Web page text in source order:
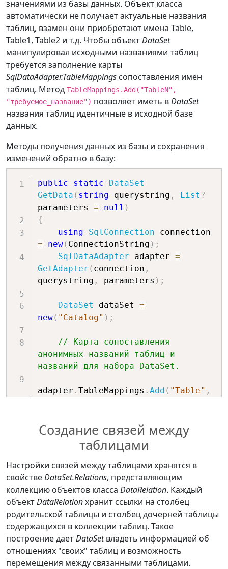
значениями из базы данных. Объект класса
автоматически не получает актуальные названия
таблиц, взамен они приобретают имена Table,
Table1, Table2 и т.д. Чтобы объектDataSet
манипулировал исходными названиями таблиц
требуется заполнение карты
SqlDataAdapter.TableMappings сопоставления имён
таблиц. Метод TableMappings.Add("TableN",
"требуемое_название") позволяет иметь вDataSet
названия таблиц идентичные в исходной базе
данных.
Методы получения данных из базы и сохранения
изменений обратно в базу:
public static
DataSet
GetData ( string querystring , List ?
parameters = null )
{
using
SqlConnection
=
new( ConnectionString ) ;
SqlDataAdapter adapter =
GetAdapter ( connection ,
querystring , parameters ) ;
DataSet dataSet =
new( "Catalog" ) ;
// Карта сопоставления
анонимных названий таблиц и
названий для набора DataSet.
adapter . TableMappings . Add ( "Table" ,
adapter. TableMappings Add("Table1"
Constants
ChildTableName
    adapter
.Fill(dataSet
return dataSet;
}
public static
void
SaveData(DataTable dt, string
querystring, List? parameters
null)
Создание связей между
таблицами
Настройки связей между таблицами хранятся в
свойствеDataSet.Relations, представляющим
коллекцию объектов класса DataRelation. Каждый
объектDataRelationхранит ссылки на столбец
родительской таблицы и столбец дочерней таблицы
содержащихся в коллекции таблиц. Такое
построение даетDataSetвладеть информацией об
отношениях "своих" таблиц и возможность
перемещения между связанными таблицами.